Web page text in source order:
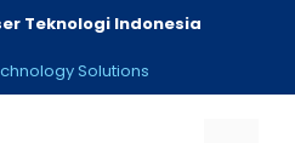
Teknologi Indonesia
Solutions